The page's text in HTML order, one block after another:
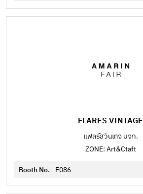
FLARES VINTAGE
แฟลร์สวินเทจ บจก.
ZONE: Art&Ctaft
Booth No. E086